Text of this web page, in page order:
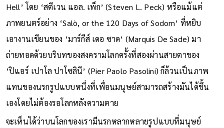
โด่งดังที่เพิ่งมีการแปลไทยไปไม่นานอย่าง ‘A Short Stay in
Hell’ โดย ‘สตีเวน แอล. เพ็ก’ (Steven L. Peck) หรือแม้แต่
ภาพยนตร์อย่าง ‘Salò, or the 120 Days of Sodom’ ที่หยิบ
เอางานเขียนของ ‘มาร์กีส์ เดอ ซาด’ (Marquis De Sade) มา
ถ่ายทอดด้วยบริบทของสงครามโลกครั้งที่สองผ่านสายตาของ
‘ปิแอร์ เปาโล ปาโซลินี’ (Pier Paolo Pasolini) ก็ล้วนเป็นภาพ
แทนของนรกรูปแบบหนึ่งที่เพื่อนมนุษย์สามารถสร้างมันได้ขึ้น
เองโดยไม่ต้องรอโลกหลังความตาย